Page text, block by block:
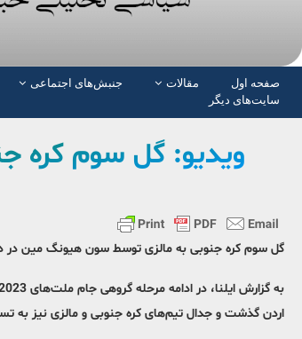
صفحە اول مقالات جنبش‌های اجتماعی
سایت‌های دیگر
ویدیو: گل سوم کره
گل سوم کره جنوبی به مالزی توسط سون هیونگ مین در دقیقه 4+90 از روی نقطه
اردن گذشت و جدال تیم‌های کره جنوبی و مالزی نیز به تساوی 3 – 3